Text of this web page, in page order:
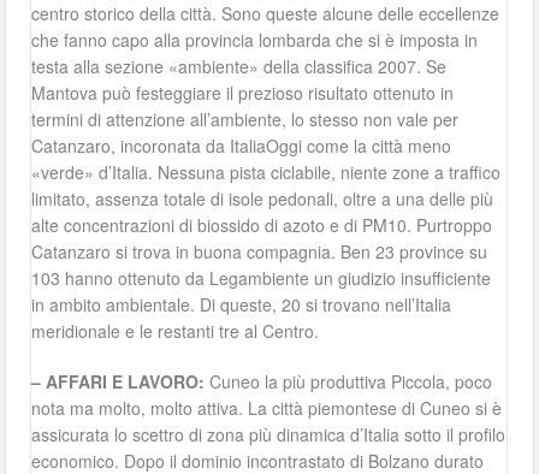
centro storico della città. Sono queste alcune delle eccellenze
che fanno capo alla provincia lombarda che si è imposta in
testa alla sezione «ambiente» della classifica 2007. Se
Mantova può festeggiare il prezioso risultato ottenuto in
termini di attenzione all’ambiente, lo stesso non vale per
Catanzaro, incoronata da ItaliaOggi come la città meno
«verde» d’Italia. Nessuna pista ciclabile, niente zone a traffico
limitato, assenza totale di isole pedonali, oltre a una delle più
alte concentrazioni di biossido di azoto e di PM10. Purtroppo
Catanzaro si trova in buona compagnia. Ben 23 province su
103 hanno ottenuto da Legambiente un giudizio insufficiente
in ambito ambientale. Di queste, 20 si trovano nell’Italia
meridionale e le restanti tre al Centro.
– AFFARI E LAVORO: Cuneo la più produttiva Piccola, poco
nota ma molto, molto attiva. La città piemontese di Cuneo si è
assicurata lo scettro di zona più dinamica d’Italia sotto il profilo
economico. Dopo il dominio incontrastato di Bolzano durato